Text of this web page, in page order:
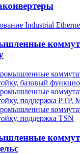
Industrial
базовый
поддержка PTP,
поддержка TSN